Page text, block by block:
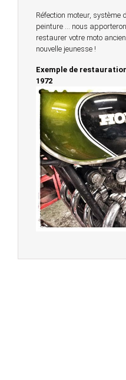
Réfection moteur, système
peinture … nous
restaurer votre moto
nouvelle jeunesse !
Exemple de
1972
© 2023 -Chambourcy
Forêt -
Garage Motos et
service entre Saint
Achat de motos et
- Concessionnaire
agence conseil en